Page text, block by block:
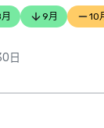
9月 10
日